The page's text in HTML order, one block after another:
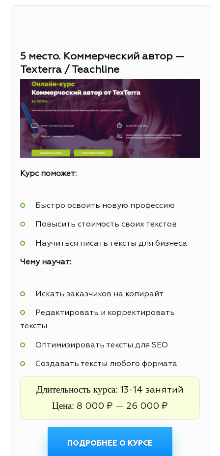
5 место. Коммерческий автор —
Texterra / Teachline
Курс поможет:
Быстро освоить новую профессию
Повысить стоимость своих текстов
Научиться писать тексты для бизнеса
Чему научат:
Искать заказчиков на копирайт
Редактировать и корректировать
тексты
Оптимизировать тексты для SEO
Создавать тексты любого формата
Длительность курса: 13-14 занятий
Цена: 8 000 ₽ — 26 000 ₽
ПОДРОБНЕЕ О КУРСЕ